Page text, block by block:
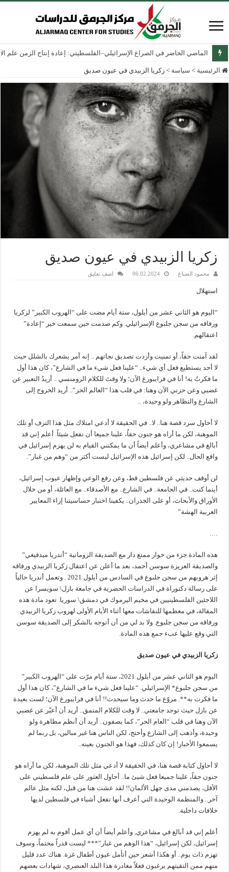
الماضي الحاضر في الصراع الإسرائيلي–الفلسطيني: إعادة إنتاج الزمن علم
الرئيسية > سياسة > زكريا الزبيدي في عيون صديق
زكريا الزبيدي في عيون صديق
محمود الصباغ 06.02.2024 اضف تعليق
استهلال
“اليوم هو الثاني عشر من أيلول، ستة أيام مضت على “الهروب الكبير” لزكريا
ورفاقه من سجن جلبوع الإسرائيلي. وكم صدمت حين سمعت خبر “إعادة”
اعتقالهم.
لقد آمنت حقاً، أو تمنيت وأردت تصديق نجاتهم .. إنه أمر يشعرك بالشلل حيث
لا أحد يستطيع فعل أي شيء.. “علينا فعل شيء ما في الشارع”، كان هذا أول
ما فكرتُ به! أنا في فرايبورغ الآن؛ ولا وقتَ للكلام الرومنسي .. أريدُ التعبير عن
غضبي وعن حزني الآن وهنا: في قلب هذا “العالم الحر”.. أريد الخروج إلى
الشارع والتظاهر ولو وحيدة، ..
لا أحاول سرد قصة هنا.. لا.. في الحقيقة لا أدعي امتلاك مثل هذا الترف أو تلك
الموهبة، لكن ما أراه هو جنون حقاُ، علينا جميعا أن نفعل شيئاً. أعلم إني قد
أبالغ في مشاعري، وأعلم أيضاً أن ما يمكنني القيام به لن يهزم إسرائيل في
واقع الحال.. لكن إسرائيل هذه الإسرائيل ليست أكثر من “وهم من غبار”.
لن أوقف حديثي عن فلسطين قط، وعن رفع الوعي وإظهار عيوب إسرائيل،
أينما كنت.. في الجامعة.. في الشارع.. مع الأصدقاء.. مع العائلة، أو من خلال
الأوراق والأبحاث، أو على الجدران.. يكفينا اختبار حساسيتنا إزاء المعايير
الغربية الهشة”
هذه المادة جزء من حوار ممتع دار مع الصديقة الرومانية “أندريا ميدفيغي”
والصديقة العزيزة سوسن أحمد، بعد ما أعلن عن اعتقال زكريا الزبيدي ورفاقه
إثر هروبهم من سجن جلبوع في السادس من أيلول 2021 . وتعمل أندريا حالياً
على رسالة دكتوراة في الدراسات الحضرية في جامعة بازل\ سويسرا عن
اللاجئين الفلسطينيين في مخيم اليرموك في دمشق\ سوريا. تعود مادة هذه
المقالة، في معظمها للنقاشات معها أثناء الأيام الأولى لهروب زكريا الزبيدي
ورفاقه من سجن جلبوع. ولا بد لي من أن أتوجه بالشكر إلى الصديقة سوسن
التي وقع عليها عبء جمع هذه المادة.
زكريا الزبيدي في عيون صديق
اليوم هو الثاني عشر من أيلول 2021، ستة أيام مرّت على “الهروب الكبير”
من سجن جلبوع* الإسرائيلي. “علينا فعل شيء ما في الشارع”، كان هذا أول
ما فكرت به**. مروّع ما حدث وما سيحدث!! أنا في فرايبورغ الآن؛ لست بعيدة
عن بازل حيث توجد جامعتي.. لا وقت للكلام المنمق.. أريد أن أعبّر عن غضبي
الآن وهنا في قلب “العام الحر”، كما يصفون.. أريد أن أنظم مظاهرة ولو
وحيدة، وأذهب إلى الشارع وأحتج، لكن الناس هنا غير مبالين، بل ربما لم
يسمعوا الأخبار! إن كان كذلك، فهذا هو الجنون بعينه..
لا أحاول كتابة قصة هنا، في الحقيقة لا أدعي مثل تلك الموهبة، لكن ما أراه هو
جنون حقاً، علينا جميعا فعل شيئ ما.. أحاول العثور على علم فلسطيني على
الأقل، يصدمني مدى جهل الألمان!! لقد عشت هنا من قبل، لكنه مثل عالم
آخر.. والمنظمة الوحيدة التي أعرف أنها تفعل أشياء في فلسطين لديها
خلافات داخلية.
أعلم إني قد أبالغ في مشاعري, وأعلم أيضاً أن أي عمل أقوم به لم يهزم
إسرائيل، لكن إسرائيل، “هذا الوهم من غبار”*** ليست قدراً محتماً، وسوف
تهزم ذات يوم.. أو هكذا أشعر حين أتأمل عيون أطفال غزة. هناك عدد قليل
منهم ممن التقيتهم يرغبون فعلاً مغادرة هذا البلد العنصري، شهادات بعضهم